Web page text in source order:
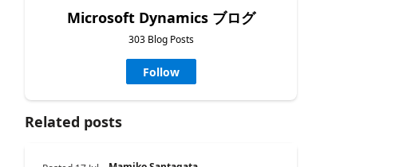
Microsoft Dynamics ブログ
303 Blog Posts
Follow
Related posts